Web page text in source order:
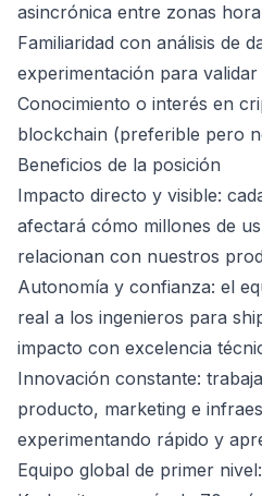
asincrónica entre zonas
Familiaridad con análisis de
experimentación para validar
Conocimiento o interés en
blockchain (preferible pero
Beneficios de la posición
Impacto directo y visible:
afectará cómo millones de
relacionan con nuestros
Autonomía y confianza: el
real a los ingenieros para
impacto con excelencia
Innovación constante:
producto, marketing e
experimentando rápido y
Equipo global de primer